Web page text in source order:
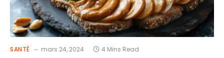
SANTÉ mars 24, 2024 4 Mins Read